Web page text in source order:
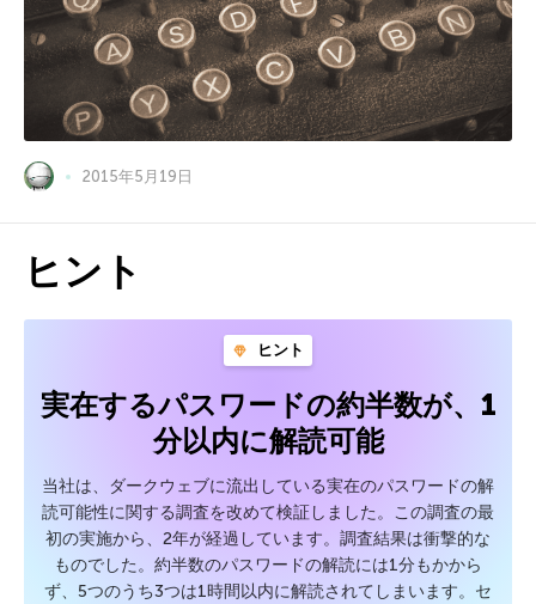
2015年5月19日
ヒント
ヒント
実在するパスワードの約半数が、1
分以内に解読可能
当社は、ダークウェブに流出している実在のパスワードの解
読可能性に関する調査を改めて検証しました。この調査の最
初の実施から、2年が経過しています。調査結果は衝撃的な
ものでした。約半数のパスワードの解読には1分もかから
ず、5つのうち3つは1時間以内に解読されてしまいます。セ